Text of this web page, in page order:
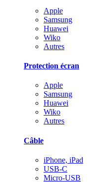
Apple
Samsung
Huawei
Wiko
Autres
Protection écran
Apple
Samsung
Huawei
Wiko
Autres
Câble
iPhone, iPad
USB-C
Micro-USB